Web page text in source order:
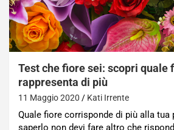
Test che fiore sei: scopri quale
rappresenta di più
11 Maggio 2020 Kati Irrente
Quale fiore corrisponde di più alla tua
saperlo non devi fare altro che